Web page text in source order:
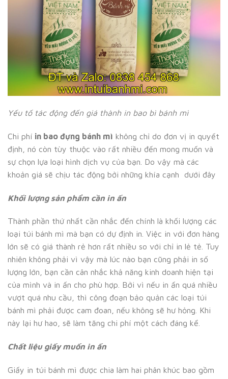
Yếu tố tác động đến giá thành in bao bì bánh mì
Chi phí in bao đựng bánh mì không chỉ do đơn vị in quyết
định, nó còn tùy thuộc vào rất nhiều đến mong muốn và
sự chọn lựa loại hình dịch vụ của bạn. Do vậy mà các
khoản giá sẽ chịu tác động bởi những khía cạnh dưới đây
Khối lượng sản phẩm cần in ấn
Thành phần thứ nhất cần nhắc đến chính là khối lượng các
loại túi bánh mì mà bạn có dự định in. Việc in với đơn hàng
lớn sẽ có giá thành rẻ hơn rất nhiều so với chỉ in lẻ tẻ. Tuy
nhiên không phải vì vậy mà lúc nào bạn cũng phải in số
lượng lớn, bạn cần cân nhắc khả năng kinh doanh hiện tại
của mình và in ấn cho phù hợp. Bởi vì nếu in ấn quá nhiều
vượt quá nhu cầu, thì công đoạn bảo quản các loại túi
bánh mì phải được cam đoan, nếu không sẽ hư hỏng. Khi
này lại hư hao, sẽ làm tăng chi phí một cách đáng kể.
Chất liệu giấy muốn in ấn
Giấy in túi bánh mì được chia làm hai phân khúc bao gồm